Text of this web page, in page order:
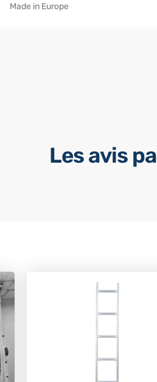
Made in Europe
Les avis